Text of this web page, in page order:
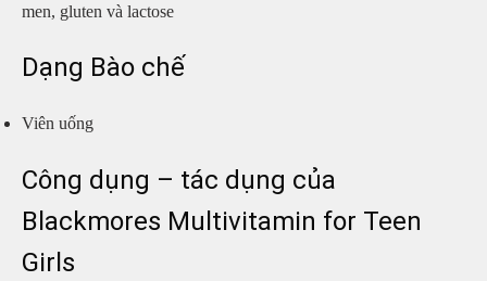
men, gluten và lactose
Dạng Bào chế
Viên uống
Công dụng – tác dụng của
Blackmores Multivitamin for Teen
Girls